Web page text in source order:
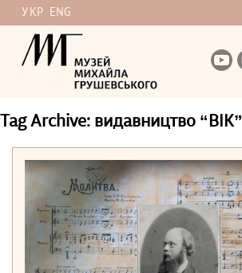
УКР ENG
Tag Archive: видавництво “ВІК”